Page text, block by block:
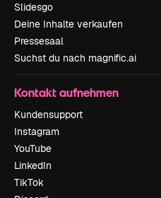
Slidesgo
Deine Inhalte verkaufen
Pressesaal
Suchst du nach magnific.ai
Kontakt aufnehmen
Kundensupport
Instagram
YouTube
LinkedIn
TikTok